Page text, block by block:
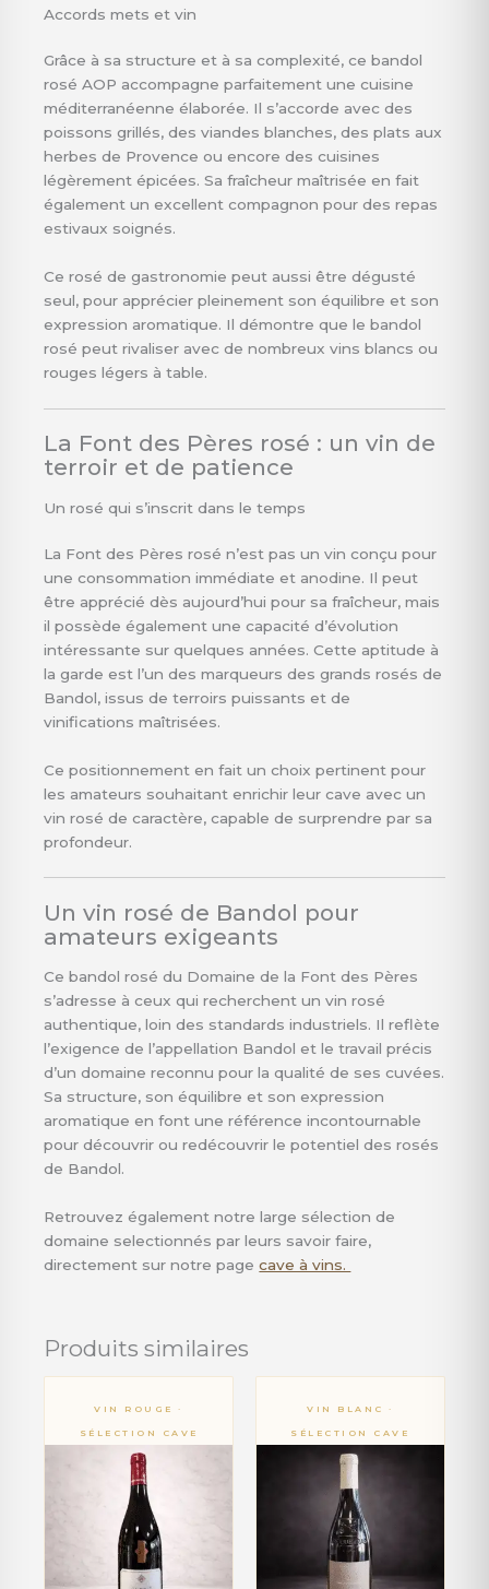
Accords mets et vin
Grâce à sa structure et à sa complexité, ce bandol
rosé AOP accompagne parfaitement une cuisine
méditerranéenne élaborée. Il s’accorde avec des
poissons grillés, des viandes blanches, des plats aux
herbes de Provence ou encore des cuisines
légèrement épicées. Sa fraîcheur maîtrisée en fait
également un excellent compagnon pour des repas
estivaux soignés.
Ce rosé de gastronomie peut aussi être dégusté
seul, pour apprécier pleinement son équilibre et son
expression aromatique. Il démontre que le bandol
rosé peut rivaliser avec de nombreux vins blancs ou
rouges légers à table.
La Font des Pères rosé : un vin de
terroir et de patience
Un rosé qui s’inscrit dans le temps
La Font des Pères rosé n’est pas un vin conçu pour
une consommation immédiate et anodine. Il peut
être apprécié dès aujourd’hui pour sa fraîcheur, mais
il possède également une capacité d’évolution
intéressante sur quelques années. Cette aptitude à
la garde est l’un des marqueurs des grands rosés de
Bandol, issus de terroirs puissants et de
vinifications maîtrisées.
Ce positionnement en fait un choix pertinent pour
les amateurs souhaitant enrichir leur cave avec un
vin rosé de caractère, capable de surprendre par sa
profondeur.
Un vin rosé de Bandol pour
amateurs exigeants
Ce bandol rosé du Domaine de la Font des Pères
s’adresse à ceux qui recherchent un vin rosé
authentique, loin des standards industriels. Il reflète
l’exigence de l’appellation Bandol et le travail précis
d’un domaine reconnu pour la qualité de ses cuvées.
Sa structure, son équilibre et son expression
aromatique en font une référence incontournable
pour découvrir ou redécouvrir le potentiel des rosés
de Bandol.
Retrouvez également notre large sélection de
domaine selectionnés par leurs savoir faire,
directement sur notre pagecave à vins.
Produits similaires